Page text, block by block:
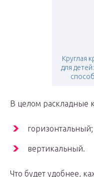
Круглая
для
В целом раскладные
горизонтальный;
вертикальный.
Что будет удобнее,